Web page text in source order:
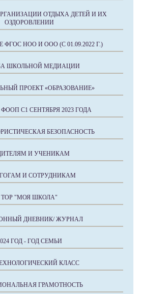
ОТДЫХА ДЕТЕЙ И ИХ
ОЗДОРОВЛЕНИИ
НОО И ООО (С 01.09.2022 Г.)
ШКОЛЬНОЙ МЕДИАЦИИ
ПРОЕКТ «ОБРАЗОВАНИЕ»
С1 СЕНТЯБРЯ 2023 ГОДА
БЕЗОПАСНОСТЬ
И УЧЕНИКАМ
И СОТРУДНИКАМ
ТОР "МОЯ ШКОЛА"
ДНЕВНИК/ ЖУРНАЛ
ГОД - ГОД СЕМЬИ
КЛАСС
ГРАМОТНОСТЬ